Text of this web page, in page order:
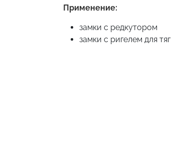
Применение:
замки с редкутором
замки с ригелем для тяг